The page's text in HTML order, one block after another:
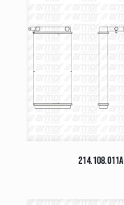
214.108.011A